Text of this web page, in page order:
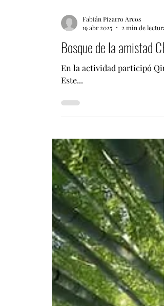
Fabián Pizarro Arcos
19 abr 2025
2 min de lectura
Bosque de la amistad
Este...